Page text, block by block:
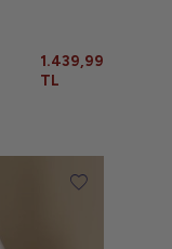
1.439,99
TL